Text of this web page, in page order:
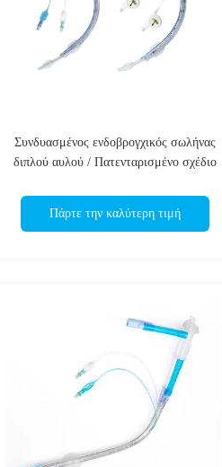
Συνδυασμένος ενδοβρογχικός σωλήνας
διπλού αυλού / Πατενταρισμένο σχέδιο
Πάρτε την καλύτερη τιμή